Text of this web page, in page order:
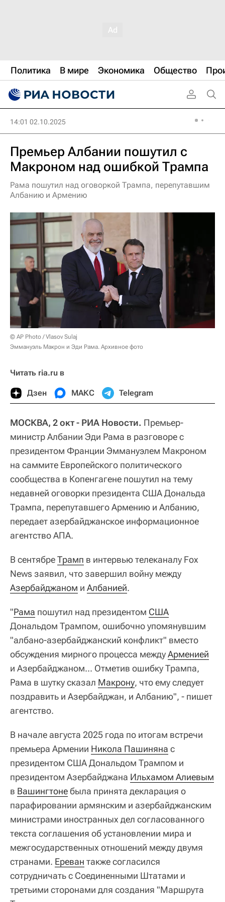
Политика В мире Экономика Общество
14:01 02.10.2025
Премьер Албании пошутил с
Макроном над ошибкой Трампа
Рама пошутил над оговоркой Трампа, перепутавшим
Албанию и Армению
© AP Photo / Vlasov Sulaj
Эммануэль Макрон и Эди Рама. Архивное фото
Читать ria.ru в
Дзен МАКС Telegram
МОСКВА, 2 окт - РИА Новости. Премьер-
министр Албании Эди Рама в разговоре с
президентом Франции Эммануэлем Макроном
на саммите Европейского политического
сообщества в Копенгагене пошутил на тему
недавней оговорки президента США Дональда
Трампа, перепутавшего Армению и Албанию,
передает азербайджанское информационное
агентство АПА.
В сентябреТрамп в интервью телеканалу Fox
News заявил, что завершил войну между
Азербайджаном и Албанией.
"Рама пошутил над президентом США
Дональдом Трампом, ошибочно упомянувшим
"албано-азербайджанский конфликт" вместо
обсуждения мирного процесса междуАрменией
и Азербайджаном... Отметив ошибку Трампа,
Рама в шутку сказал Макрону, что ему следует
поздравить и Азербайджан, и Албанию", - пишет
агентство.
В начале августа 2025 года по итогам встречи
премьера Армении Никола Пашиняна с
президентом США Дональдом Трампом и
президентом Азербайджана Ильхамом Алиевым
в Вашингтонебыла принята декларация о
парафировании армянским и азербайджанским
министрами иностранных дел согласованного
текста соглашения об установлении мира и
межгосударственных отношений между двумя
странами. Ереван также согласился
сотрудничать с Соединенными Штатами и
третьими сторонами для создания "Маршрута